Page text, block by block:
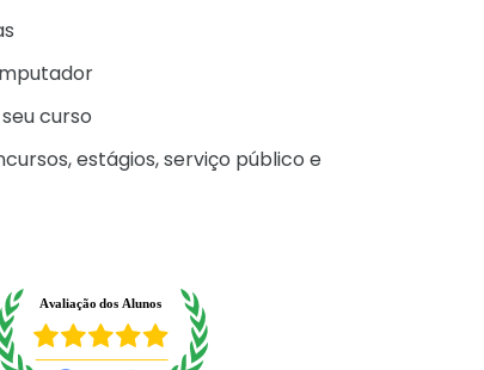
curso
estágios, serviço público e